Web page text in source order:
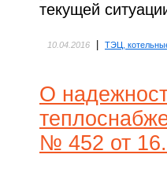
текущей
10.04.2016 ТЭЦ,
О
№ 452 от